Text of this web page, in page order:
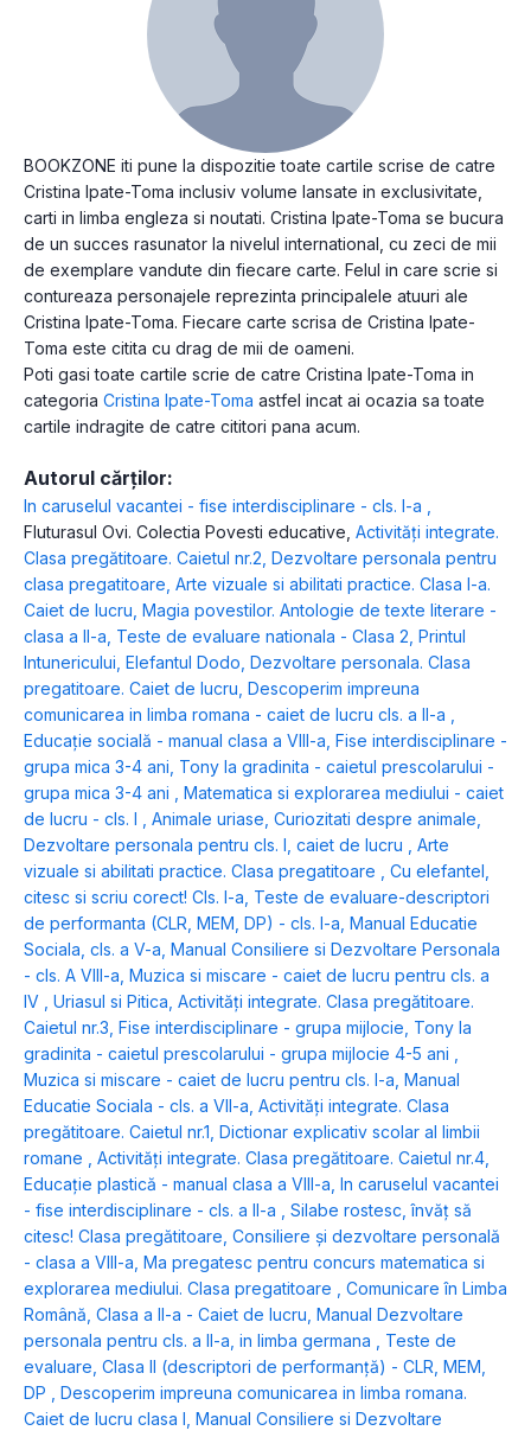
BOOKZONE iti pune la dispozitie toate cartile scrise de catre
Cristina Ipate-Toma inclusiv volume lansate in exclusivitate,
carti in limba engleza si noutati. Cristina Ipate-Toma se bucura
de un succes rasunator la nivelul international, cu zeci de mii
de exemplare vandute din fiecare carte. Felul in care scrie si
contureaza personajele reprezinta principalele atuuri ale
Cristina Ipate-Toma. Fiecare carte scrisa de Cristina Ipate-
Toma este citita cu drag de mii de oameni.
Poti gasi toate cartile scrie de catre Cristina Ipate-Toma in
categoria Cristina Ipate-Toma astfel incat ai ocazia sa toate
cartile indragite de catre cititori pana acum.
Autorul cărților:
In caruselul vacantei - fise interdisciplinare - cls. I-a
Fluturasul Ovi. Colectia Povesti educative Activități integrate.
Clasa pregătitoare. Caietul nr.2 Dezvoltare personala pentru
clasa pregatitoare Arte vizuale si abilitati practice. Clasa I-a.
Caiet de lucru Magia povestilor. Antologie de texte literare -
clasa a II-a Teste de evaluare nationala - Clasa 2 Printul
Intunericului Elefantul Dodo Dezvoltare personala. Clasa
pregatitoare. Caiet de lucru Descoperim impreuna
comunicarea in limba romana - caiet de lucru cls. a II-a
Educație socială - manual clasa a VIII-a Fise interdisciplinare -
grupa mica 3-4 ani Tony la gradinita - caietul prescolarului -
grupa mica 3-4 ani
Matematica si explorarea mediului - caiet
de lucru - cls. I
Animale uriase Curiozitati despre animale
Dezvoltare personala pentru cls. I, caiet de lucru
Arte
vizuale si abilitati practice. Clasa pregatitoare
Cu elefantel,
citesc si scriu corect! Cls. I-a Teste de evaluare-descriptori
de performanta (CLR, MEM, DP) - cls. I-a Manual Educatie
Sociala, cls. a V-a Manual Consiliere si Dezvoltare Personala
- cls. A VIII-a Muzica si miscare - caiet de lucru pentru cls. a
IV
Uriasul si Pitica Activități integrate. Clasa pregătitoare.
Caietul nr.3 Fise interdisciplinare - grupa mijlocie Tony la
gradinita - caietul prescolarului - grupa mijlocie 4-5 ani
Muzica si miscare - caiet de lucru pentru cls. I-a Manual
Educatie Sociala - cls. a VII-a Activități integrate. Clasa
pregătitoare. Caietul nr.1 Dictionar explicativ scolar al limbii
romane
Activități integrate. Clasa pregătitoare. Caietul nr.4
Educație plastică - manual clasa a VIII-a In caruselul vacantei
- fise interdisciplinare - cls. a II-a
Silabe rostesc, învăț să
citesc! Clasa pregătitoare Consiliere și dezvoltare personală
- clasa a VIII-a Ma pregatesc pentru concurs matematica si
explorarea mediului. Clasa pregatitoare
Comunicare în Limba
Română, Clasa a II-a - Caiet de lucru Manual Dezvoltare
personala pentru cls. a II-a, in limba germana
Teste de
evaluare, Clasa II (descriptori de performanță) - CLR, MEM,
DP
Descoperim impreuna comunicarea in limba romana.
Caiet de lucru clasa I Manual Consiliere si Dezvoltare